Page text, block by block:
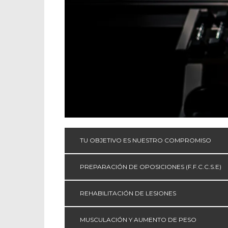
TU OBJETIVO ES NUESTRO COMPROMISO
PREPARACIÓN DE OPOSICIONES (F.F.C.C.S.E)
REHABILITACIÓN DE LESIONES
MUSCULACIÓN Y AUMENTO DE PESO